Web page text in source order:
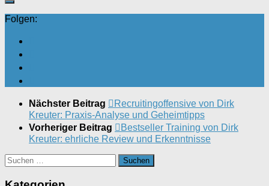
Folgen:
Nächster Beitrag
Recruitingoffensive von Dirk
Kreuter: Praxis-Analyse und Geheimtipps
Vorheriger Beitrag
Bestseller Training von Dirk
Kreuter: ehrliche Review und Erkenntnisse
Suchen
nach: